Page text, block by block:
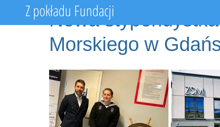
Nowa
Morskiego w
Z pokładu Fundacji